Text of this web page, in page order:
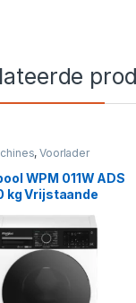
,Voorlader
WPM 011W ADS
kg Vrijstaande
Wash